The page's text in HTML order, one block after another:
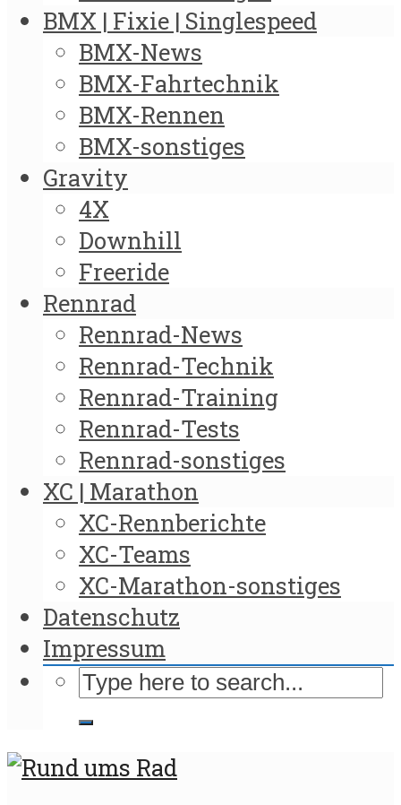
BMX | Fixie | Singlespeed
BMX-News
BMX-Fahrtechnik
BMX-Rennen
BMX-sonstiges
Gravity
4X
Downhill
Freeride
Rennrad
Rennrad-News
Rennrad-Technik
Rennrad-Training
Rennrad-Tests
Rennrad-sonstiges
XC | Marathon
XC-Rennberichte
XC-Teams
XC-Marathon-sonstiges
Datenschutz
Impressum